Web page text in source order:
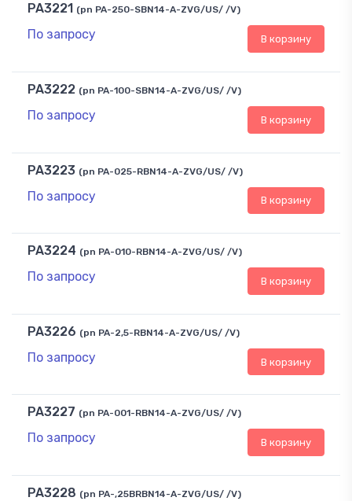
PA3221 (pn PA-250-SBN14-A-ZVG/US/ /V)
По запросу В корзину
PA3222 (pn PA-100-SBN14-A-ZVG/US/ /V)
По запросу В корзину
PA3223 (pn PA-025-RBN14-A-ZVG/US/ /V)
По запросу В корзину
PA3224 (pn PA-010-RBN14-A-ZVG/US/ /V)
По запросу В корзину
PA3226 (pn PA-2,5-RBN14-A-ZVG/US/ /V)
По запросу В корзину
PA3227 (pn PA-001-RBN14-A-ZVG/US/ /V)
По запросу В корзину
PA3228 (pn PA-,25BRBN14-A-ZVG/US/ /V)